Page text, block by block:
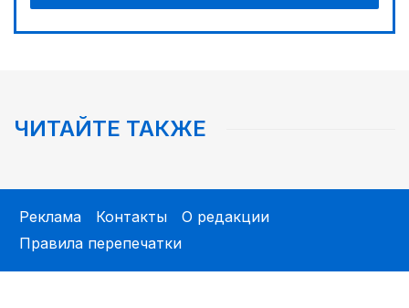
ЧИТАЙТЕ ТАКЖЕ
Реклама Контакты
О редакции
Правила перепечатки